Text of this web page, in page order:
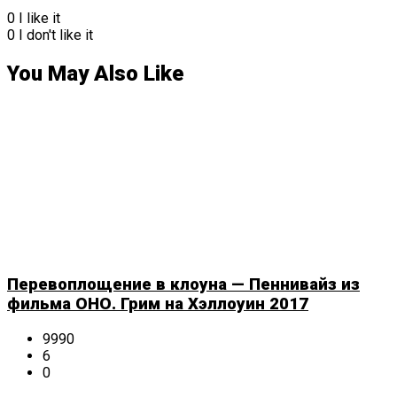
0 I like it
0 I don't like it
You May Also Like
Перевоплощение в клоуна — Пеннивайз из
фильма ОНО. Грим на Хэллоуин 2017
9990
6
0